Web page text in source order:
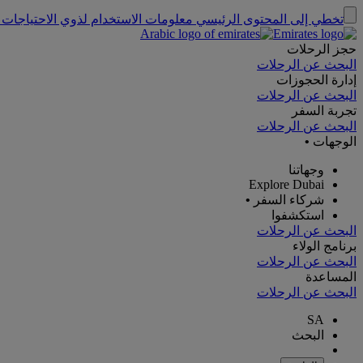
تخطي إلى المحتوى الرئيسي معلومات الاستخدام لذوي
حجز الرحلات
البحث عن الرحلات
إدارة الحجوزات
البحث عن الرحلات
تجربة السفر
البحث عن الرحلات
الوجهات •
وجهاتنا
Explore Dubai
شركاء السفر •
استكشفوا
البحث عن الرحلات
برنامج الولاء
البحث عن الرحلات
المساعدة
البحث عن الرحلات
SA
البحث